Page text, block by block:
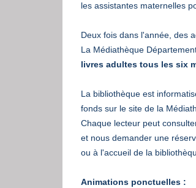
les assistantes maternelles
Deux fois dans l'année, des
La Médiathèque
livres adultes tous les six
La bibliothèque est
fonds sur le site de la
Chaque lecteur peut
et nous demander une
ou à l'accueil de la
Animations ponctuelles :